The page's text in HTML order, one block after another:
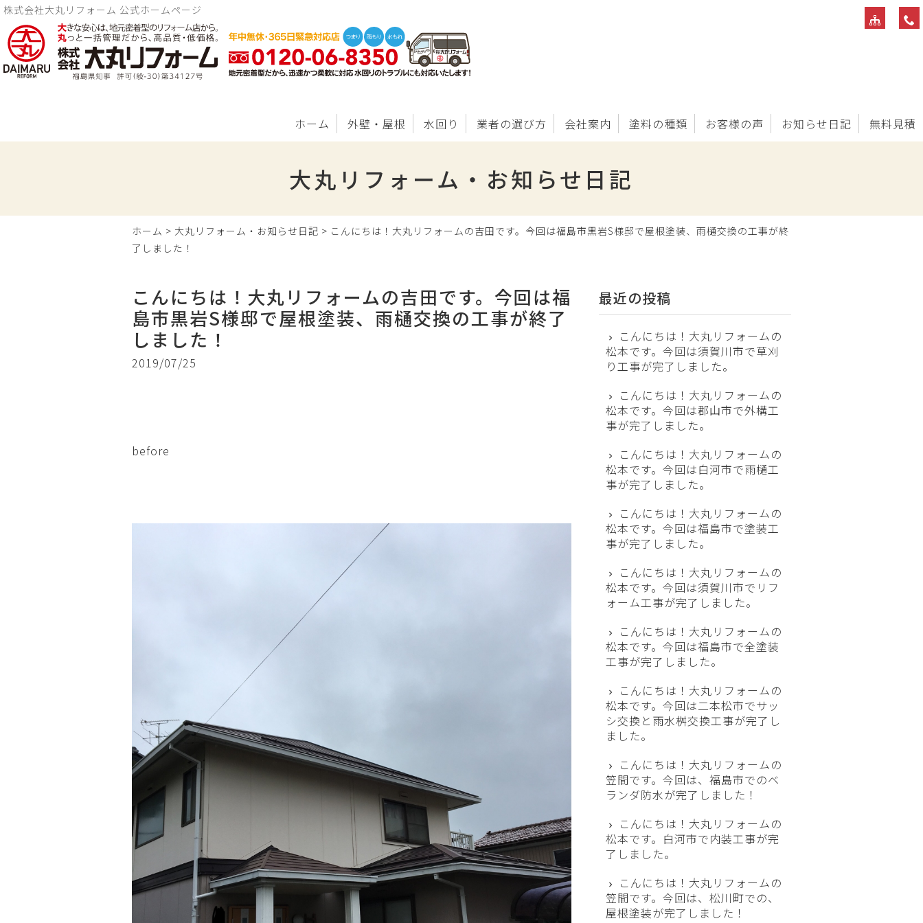
株式会社大丸リフォーム 公式ホームページ
ホーム 外壁・屋根 水回り 業者の選び方 会社案内 塗料の種類 お客様の声 お知らせ日記 無料見積
大丸リフォーム・お知らせ日記
ホーム > 大丸リフォーム・お知らせ日記 > こんにちは！大丸リフォームの吉田です。今回は福島市黒岩S様邸で屋根塗装、雨樋交換の工事が終
了しました！
こんにちは！大丸リフォームの吉田です。今回は福
島市黒岩S様邸で屋根塗装、雨樋交換の工事が終了
しました！
2019/07/25
before
最近の投稿
こんにちは！大丸リフォームの
松本です。今回は須賀川市で草刈
り工事が完了しました。
こんにちは！大丸リフォームの
松本です。今回は郡山市で外構工
事が完了しました。
こんにちは！大丸リフォームの
松本です。今回は白河市で雨樋工
事が完了しました。
こんにちは！大丸リフォームの
松本です。今回は福島市で塗装工
事が完了しました。
こんにちは！大丸リフォームの
松本です。今回は須賀川市でリフ
ォーム工事が完了しました。
こんにちは！大丸リフォームの
松本です。今回は福島市で全塗装
工事が完了しました。
こんにちは！大丸リフォームの
松本です。今回は二本松市でサッ
シ交換と雨水桝交換工事が完了し
ました。
こんにちは！大丸リフォームの
笠間です。今回は、福島市でのベ
ランダ防水が完了しました！
こんにちは！大丸リフォームの
松本です。白河市で内装工事が完
了しました。
こんにちは！大丸リフォームの
笠間です。今回は、松川町での、
屋根塗装が完了しました！